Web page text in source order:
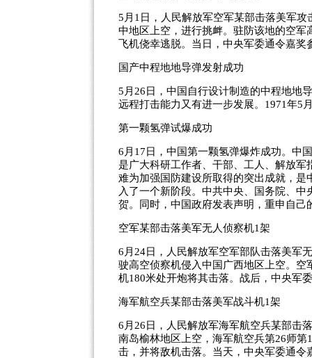
5月1日，人民解放军空军某部击落美军
中地区上空，进行挑衅。驻防该地的空
飞机侥幸逃脱。当日，中央军委通令嘉奖
国产中程地地导弹发射成功
5月26日，中国自行设计制造的中程地地
远程打击能力又有进一步发展。1971年5
第一颗氢弹试爆成功
6月17日，中国第一颗氢弹爆炸成功。中
是广大科研工作者、干部、工人、解放
难为加强国防建设所取得的突出成就，
入了一个新阶段。中共中央、国务院、
贺。同时，中国政府发表声明，重申自己
空军某部击落美军无人侦察机1架
6月24日，人民解放军空军部队击落美军
驶高空侦察机侵入中国广西地区上空。
机180米处开炮将其击落。战后，中央军
海军航空兵某部击落美军战斗机1架
6月26日，人民解放军海军航空兵某部击
南岛榆林地区上空，海军航空兵第26师
击，并将敌机击落。当天，中央军委通令